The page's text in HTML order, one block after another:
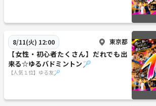
8/11(火) 12:00 東京都
【女性・初心者たくさん】だれでも出
来る☆ゆるバドミントン🏸
【人気１位】ゆる友🏸